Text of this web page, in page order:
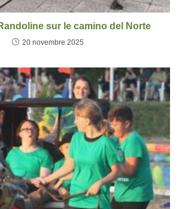
sur le camino del Norte
20 novembre 2025